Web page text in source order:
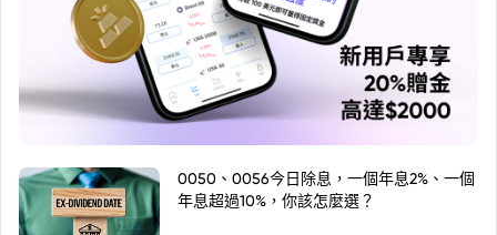
0050、0056今日除息，一個年息2%、一個
年息超過10%，你該怎麼選？